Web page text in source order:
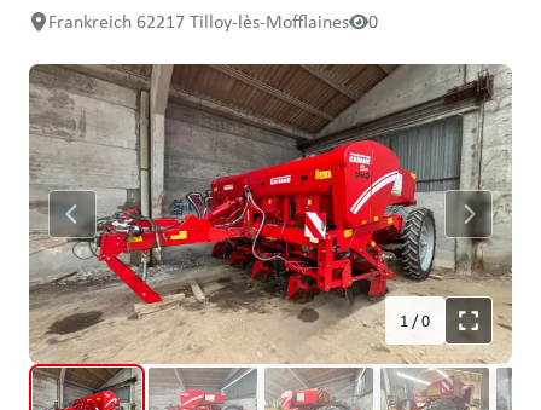
Frankreich 62217 Tilloy-lès-Mofflaines 0
1/0